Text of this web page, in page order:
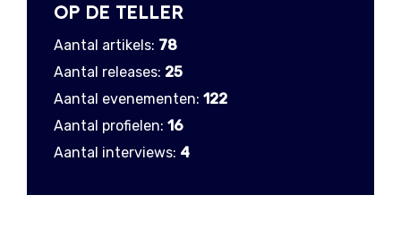
OP DE TELLER
Aantal artikels: 78
Aantal releases: 25
Aantal evenementen: 122
Aantal profielen: 16
Aantal interviews: 4